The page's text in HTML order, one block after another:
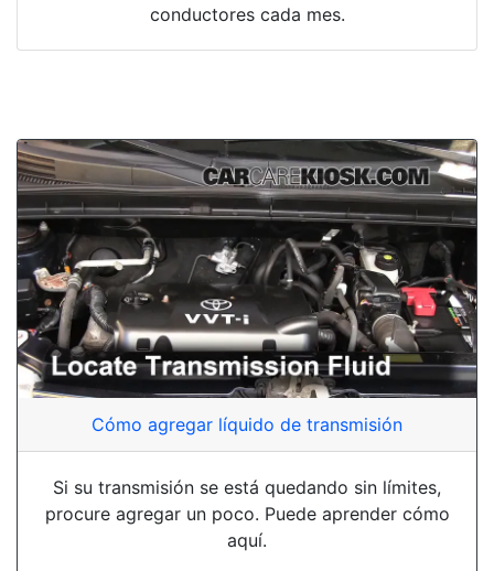
conductores cada mes.
Cómo agregar líquido de transmisión
Si su transmisión se está quedando sin límites,
procure agregar un poco. Puede aprender cómo
aquí.